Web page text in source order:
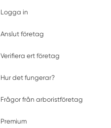
Logga in
Anslut företag
Verifiera ert företag
Hur det fungerar?
Frågor från arboristföretag
Premium